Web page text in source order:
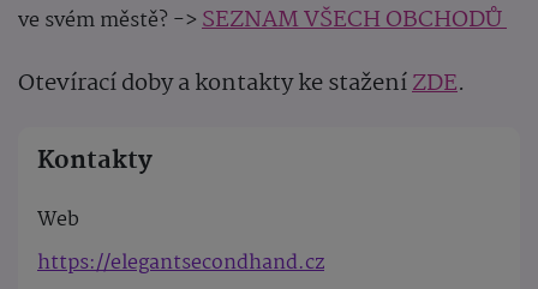
ve svém městě? ->SEZNAM VŠECH OBCHODŮ
Otevírací doby a kontakty ke staženíZDE.
Kontakty
Web
https://elegantsecondhand.cz